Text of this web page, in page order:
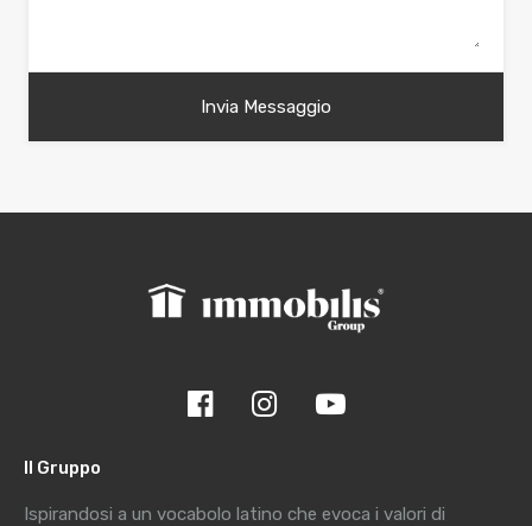
Il Gruppo
Ispirandosi a un vocabolo latino che evoca i valori di